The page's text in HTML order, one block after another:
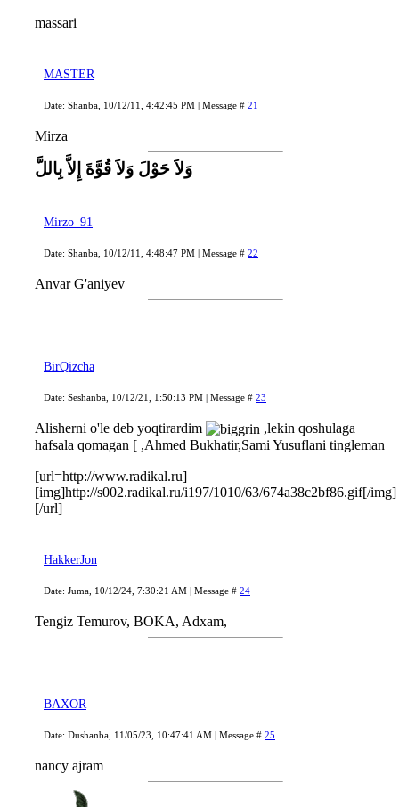
massari
MASTER
Date: Shanba, 10/12/11, 4:42:45 PM | Message # 21
Mirza
وَلاَ حَوْلَ وَلاَ قُوَّةَ إِلاَّ بِاللَّ
Mirzo_91
Date: Shanba, 10/12/11, 4:48:47 PM | Message # 22
Anvar G'aniyev
BirQizcha
Date: Seshanba, 10/12/21, 1:50:13 PM | Message # 23
Alisherni o'le deb yoqtirardim
,lekin qoshulaga
hafsala qomagan [ ,Ahmed Bukhatir,Sami Yusuflani tingleman
[url=http://www.radikal.ru]
[img]http://s002.radikal.ru/i197/1010/63/674a38c2bf86.gif[/img]
[/url]
HakkerJon
Date: Juma, 10/12/24, 7:30:21 AM | Message # 24
Tengiz Temurov, BOKA, Adxam,
BAXOR
Date: Dushanba, 11/05/23, 10:47:41 AM | Message # 25
nancy ajram